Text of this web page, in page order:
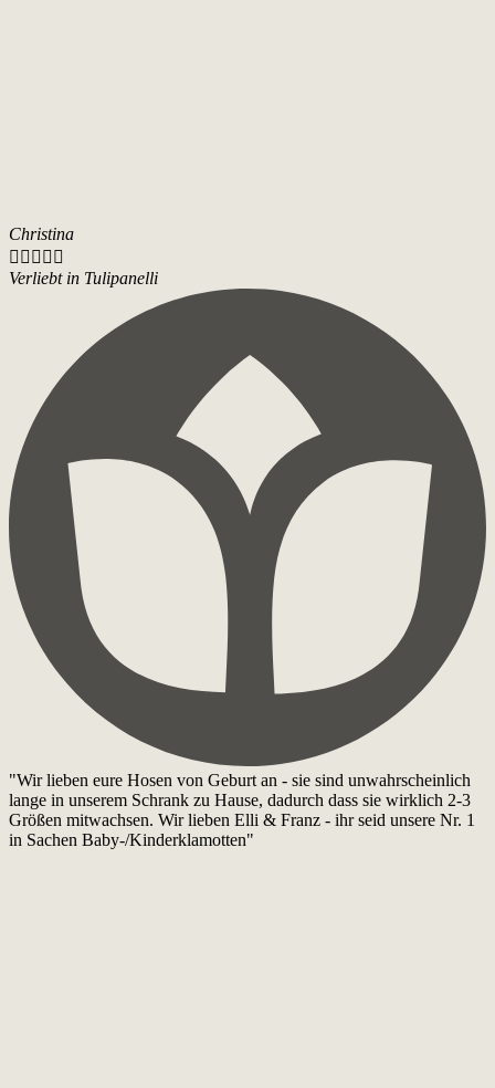
Christina
    
Verliebt in Tulipanelli
"Wir lieben eure Hosen von Geburt an - sie sind unwahrscheinlich
lange in unserem Schrank zu Hause, dadurch dass sie wirklich 2-3
Größen mitwachsen. Wir lieben Elli & Franz - ihr seid unsere Nr. 1
in Sachen Baby-/Kinderklamotten"